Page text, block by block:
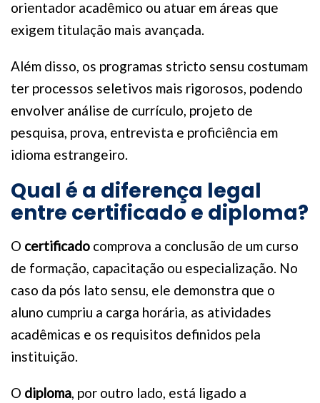
orientador acadêmico ou atuar em áreas que
exigem titulação mais avançada.
Além disso, os programas stricto sensu costumam
ter processos seletivos mais rigorosos, podendo
envolver análise de currículo, projeto de
pesquisa, prova, entrevista e proficiência em
idioma estrangeiro.
Qual é a diferença legal
entre certificado e diploma?
O certificado comprova a conclusão de um curso
de formação, capacitação ou especialização. No
caso da pós lato sensu, ele demonstra que o
aluno cumpriu a carga horária, as atividades
acadêmicas e os requisitos definidos pela
instituição.
O diploma, por outro lado, está ligado a